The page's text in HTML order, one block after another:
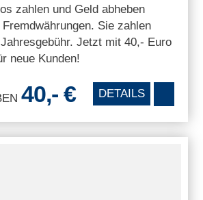
zahlen und Geld abheben
Sie zahlen
Jetzt mit 40,- Euro
neue Kunden!
40,- € DETAILS